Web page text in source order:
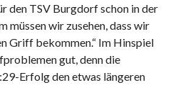
den TSV Burgdorf schon in der
müssen wir zusehen, dass wir
Griff bekommen.“ Im Hinspiel
gut, denn die
Erfolg den etwas längeren